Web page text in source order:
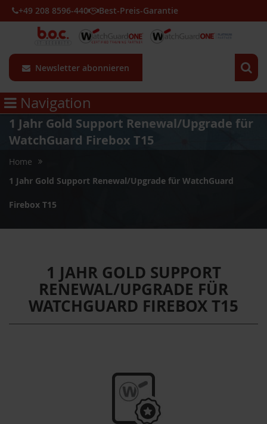
Newsletter abonnieren
+49 208 8596-440 Best-Preis-Garantie
Navigation
1 Jahr Gold Support Renewal/Upgrade für
WatchGuard Firebox T15
Home
1 Jahr Gold Support Renewal/Upgrade für WatchGuard
Firebox T15
1 JAHR GOLD SUPPORT
RENEWAL/UPGRADE FÜR
WATCHGUARD FIREBOX T15